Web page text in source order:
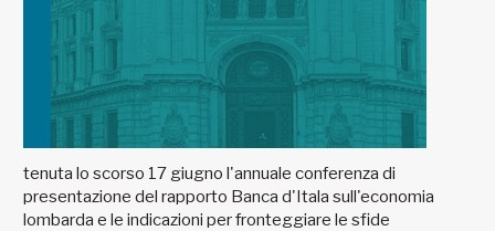
tenuta lo scorso 17 giugno l'annuale conferenza di
presentazione del rapporto Banca d'Itala sull'economia
lombarda e le indicazioni per fronteggiare le sfide